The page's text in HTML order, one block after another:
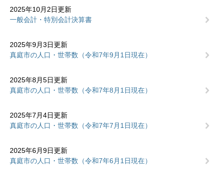
2025年10月2日更新
一般会計・特別会計決算書
2025年9月3日更新
真庭市の人口・世帯数（令和7年9月1日現在）
2025年8月5日更新
真庭市の人口・世帯数（令和7年8月1日現在）
2025年7月4日更新
真庭市の人口・世帯数（令和7年7月1日現在）
2025年6月9日更新
真庭市の人口・世帯数（令和7年6月1日現在）